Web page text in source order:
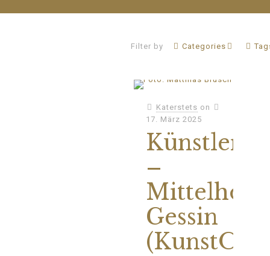
Filter by Categories
Katerstets on
17. März 2025
–
Mittelhof
Gessin